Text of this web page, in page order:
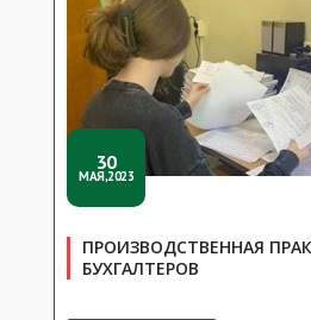
30
МАЯ,2023
ПРОИЗВОДСТВЕННАЯ
БУХГАЛТЕРОВ